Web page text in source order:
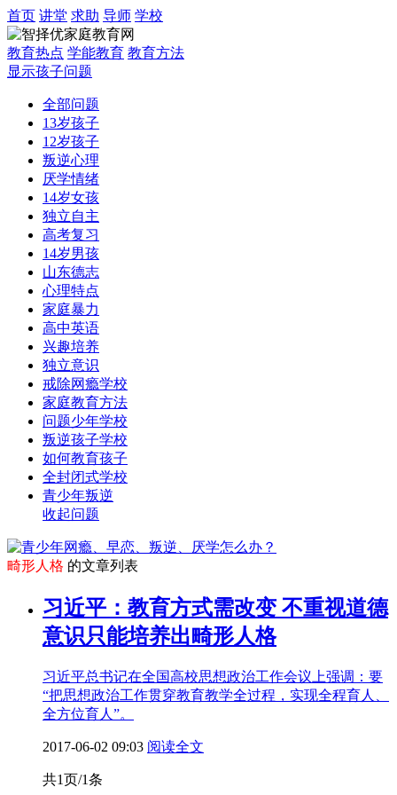
首页 讲堂 求助 导师 学校
教育热点 学能教育 教育方法
显示孩子问题
全部问题
13岁孩子
12岁孩子
叛逆心理
厌学情绪
14岁女孩
独立自主
高考复习
14岁男孩
山东德志
心理特点
家庭暴力
高中英语
兴趣培养
独立意识
戒除网瘾学校
家庭教育方法
问题少年学校
叛逆孩子学校
如何教育孩子
全封闭式学校
青少年叛逆
收起问题
畸形人格 的文章列表
习近平：教育方式需改变 不重视道德
意识只能培养出畸形人格
习近平总书记在全国高校思想政治工作会议上强调：要
“把思想政治工作贯穿教育教学全过程，实现全程育人、
全方位育人”。
2017-06-02 09:03 阅读全文
共1页/1条